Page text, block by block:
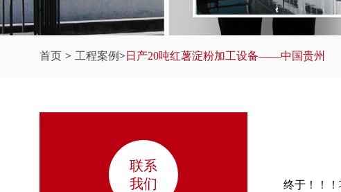
首页 > 工程案例>日产20吨红薯淀粉加工设备——中国贵州
联系
我们
终于！！